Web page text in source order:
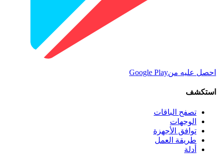
احصل عليه منGoogle Play
استكشف
تصفح الباقات
الوجهات
توافق الأجهزة
طريقة العمل
أدلة